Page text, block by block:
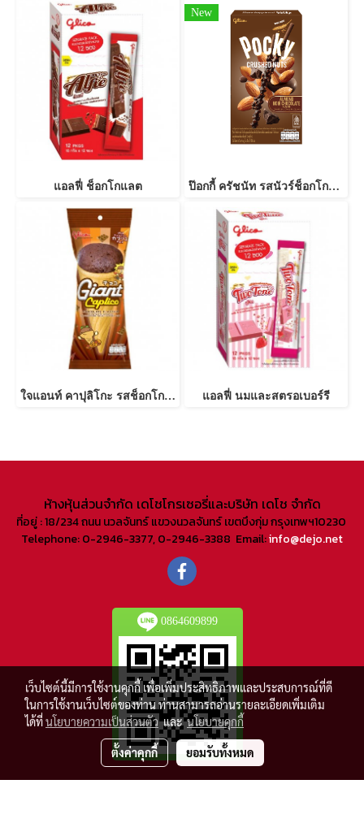
แอลฟี่ ช็อกโกแลต
New
ป๊อกกี้ ครัชนัท รสนัวร์ช็อกโกแลตและเกล็ดอัลมอนด์แท้
ใจแอนท์ คาปุลิโกะ รสช็อกโกแลต แอลฟี่ นมและสตรอเบอร์รี
ห้างหุ้นส่วนจํากัด เดโชโกรเซอรี่และบริษัท เดโช จํากัด
ที่อยู่ : 18/234 ถนน นวลจันทร์ แขวงนวลจันทร์ เขตบึงกุ่ม กรุงเทพฯ10230
Telephone: 0-2946-3377, 0-2946-3388 Email:info@dejo.net
0864609899
เว็บไซต์นี้มีการใช้งานคุกกี้ เพื่อเพิ่มประสิทธิภาพและประสบการณ์ที่ดี
ในการใช้งานเว็บไซต์ของท่าน ท่านสามารถอ่านรายละเอียดเพิ่มเติม
ได้ที่นโยบายความเป็นส่วนตัวและนโยบายคุกกี้
ตั้งค่าคุกกี้ ยอมรับทั้งหมด